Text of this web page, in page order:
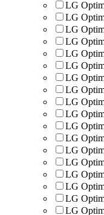
LG
LG
LG
LG
LG
LG
LG
LG
LG
LG
LG
LG
LG
LG
LG
LG
LG
LG